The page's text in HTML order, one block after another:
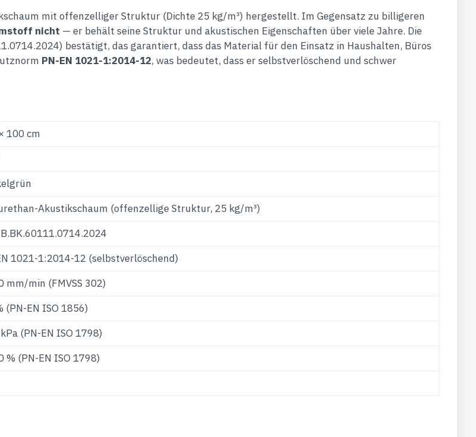
mit offenzelliger Struktur (Dichte 25 kg/m³) hergestellt. Im Gegensatz zu billigeren
nicht — er behält seine Struktur und akustischen Eigenschaften über viele Jahre. Die
bestätigt, das garantiert, dass das Material für den Einsatz in Haushalten, Büros
PN-EN 1021-1:2014-12, was bedeutet, dass er selbstverlöschend und schwer
100 cm
Akustikschaum (offenzellige Struktur, 25 kg/m³)
1021-1:2014-12 (selbstverlöschend)
mm/min (FMVSS 302)
(PN-EN ISO 1856)
(PN-EN ISO 1798)
% (PN-EN ISO 1798)